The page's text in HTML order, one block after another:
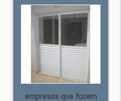
empresas que fazem